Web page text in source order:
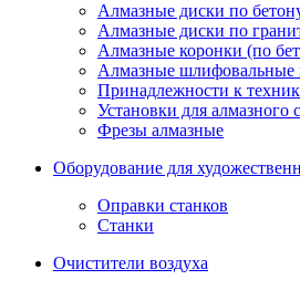
Алмазные диски по
Алмазные диски по
Алмазные коронки (по
Алмазные шлифовальные
Принадлежности к
Установки для алмазного
Фрезы алмазные
Оборудование для
Оправки станков
Станки
Очистители воздуха